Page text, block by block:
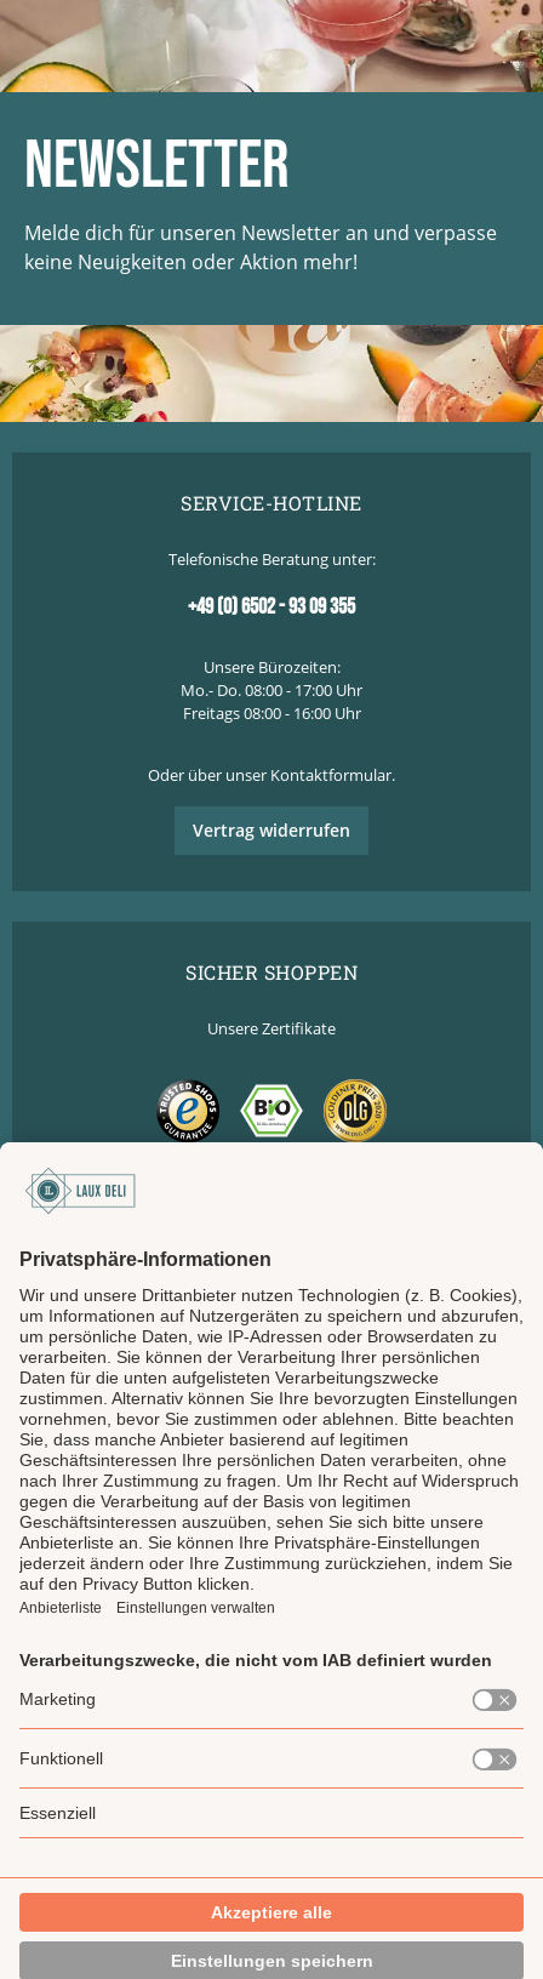
Newsletter
Melde dich für unseren Newsletter an und verpasse
keine Neuigkeiten oder Aktion mehr!
SERVICE-HOTLINE
Telefonische Beratung unter:
+49 (0) 6502 - 93 09 355
Unsere Bürozeiten:
Mo.- Do. 08:00 - 17:00 Uhr
Freitags 08:00 - 16:00 Uhr
Oder über unser Kontaktformular.
Vertrag widerrufen
SICHER SHOPPEN
Unsere Zertifikate
SICHER BEZAHLEN
LAUX DELI
SERVICE
GENIESSEN
UNSERE LIEBLINGE
Impressum Datenschutz AGB
Widerrufsrecht
* Alle Preise inkl. gesetzl. Mehrwertsteuer zzgl. Versandkosten
Nachnahmegebühren, wenn nicht anders angegeben.